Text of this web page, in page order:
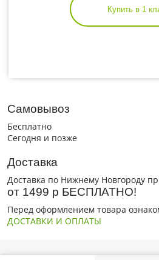
Купить в 1
Самовывоз
Бесплатно
Сегодня и позже
Доставка
Доставка по Нижнему Новгороду
от 1499 р БЕСПЛАТНО!
Перед оформлением товара
ДОСТАВКИ И ОПЛАТЫ